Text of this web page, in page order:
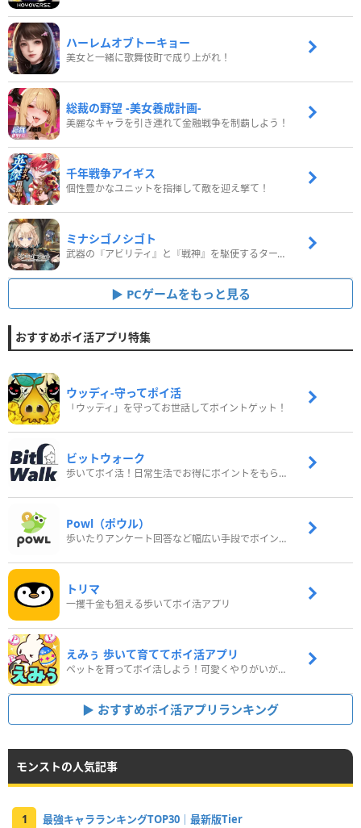
ハーレムオブトーキョー
美女と一緒に歌舞伎町で成り上がれ！
総裁の野望 -美女養成計画-
美麗なキャラを引き連れて金融戦争を制覇しよう！
千年戦争アイギス
個性豊かなユニットを指揮して敵を迎え撃て！
ミナシゴノシゴト
武器の『アビリティ』と『戦神』を駆使するターン制コマンドバトルRPG！
PCゲームをもっと見る
おすすめポイ活アプリ特集
ウッディ‐守ってポイ活
「ウッディ」を守ってお世話してポイントゲット！
ビットウォーク
歩いてポイ活！日常生活でお得にポイントをもらおう
Powl（ポウル）
歩いたりアンケート回答など幅広い手段でポイントをゲット
トリマ
一攫千金も狙える歩いてポイ活アプリ
えみぅ 歩いて育ててポイ活アプリ
ペットを育ってポイ活しよう！可愛くやりがいがある新感覚アプリ
おすすめポイ活アプリランキング
モンストの人気記事
1 最強キャラランキングTOP30｜最新版Tier